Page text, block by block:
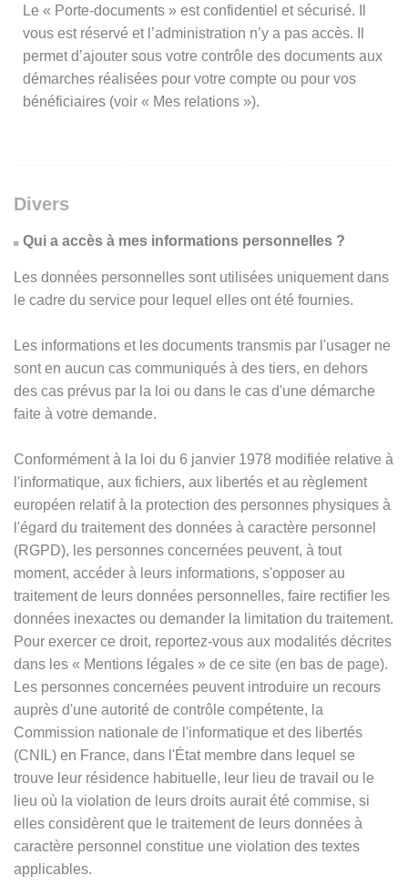
Le « Porte-documents » est confidentiel et sécurisé. Il
vous est réservé et l’administration n’y a pas accès. Il
permet d’ajouter sous votre contrôle des documents aux
démarches réalisées pour votre compte ou pour vos
bénéficiaires (voir « Mes relations »).
Divers
Qui a accès à mes informations personnelles ?
Les données personnelles sont utilisées uniquement dans
le cadre du service pour lequel elles ont été fournies.
Les informations et les documents transmis par l'usager ne
sont en aucun cas communiqués à des tiers, en dehors
des cas prévus par la loi ou dans le cas d'une démarche
faite à votre demande.
Conformément à la loi du 6 janvier 1978 modifiée relative à
l'informatique, aux fichiers, aux libertés et au règlement
européen relatif à la protection des personnes physiques à
l'égard du traitement des données à caractère personnel
(RGPD), les personnes concernées peuvent, à tout
moment, accéder à leurs informations, s'opposer au
traitement de leurs données personnelles, faire rectifier les
données inexactes ou demander la limitation du traitement.
Pour exercer ce droit, reportez-vous aux modalités décrites
dans les « Mentions légales » de ce site (en bas de page).
Les personnes concernées peuvent introduire un recours
auprès d'une autorité de contrôle compétente, la
Commission nationale de l'informatique et des libertés
(CNIL) en France, dans l'État membre dans lequel se
trouve leur résidence habituelle, leur lieu de travail ou le
lieu où la violation de leurs droits aurait été commise, si
elles considèrent que le traitement de leurs données à
caractère personnel constitue une violation des textes
applicables.